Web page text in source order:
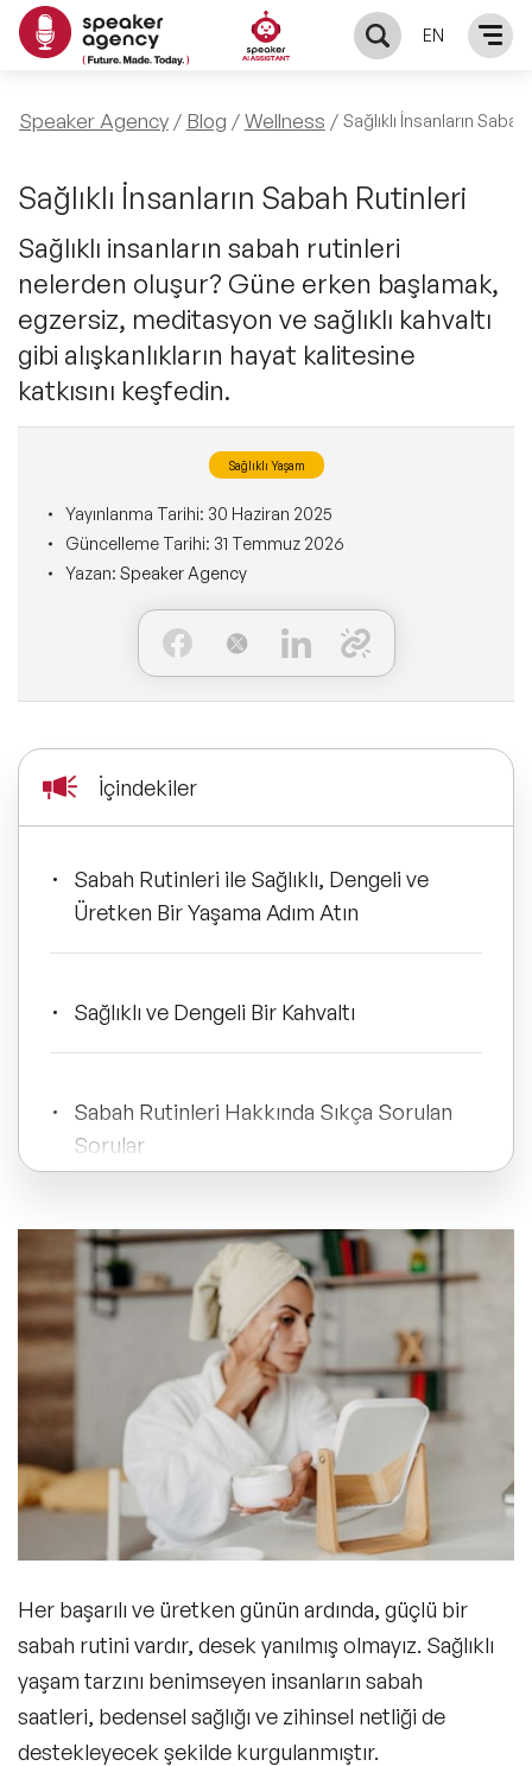
EN
KONUŞMACILAR
Yerel Konuşmacılar
Global Konuşmacılar
Exclusive Konuşmacılar
Tüm Konuşmacılar
KONULAR
Öne Çıkan Konular
Exclusive Konuşmacılarımız
Ünlü Konuşmacılar
İlham Veren Konuşmacılar
İlham Veren Kadın Konuşmacılar
Kişisel Dönüşüm Konuşmacıları
Sürdürülebilirlik Konuşmacıları
Dijital Dönüşüm Konuşmacıları
Mindfulness Konuşmacıları
Tüm Konular
Trend Konular
🔥 Global Konuşmacılar
🔥 Motivasyon Konuşmacıları
🔥 Liderlik Konuşmacıları
🔥 Ekonomi Konuşmacıları
ÇÖZÜMLER
Keynote & Konuşma
Master Class Workshop
Akış Sunumu & Moderasyon
Deneyim Odaklı Çözümler
Tüm Çözümler
INFLUENCER
HAKKIMIZDA
Ne Sunarız?
Ne Yaparız?
Kim İçin Yaparız?
Kimlerle Yaparız?
Ekibimiz
Referanslarımız
İLETİŞİM
Speaker Agency Blog Wellness Sağlıklı İnsanların
Sağlıklı İnsanların Sabah Rutinleri
Sağlıklı insanların sabah rutinleri
nelerden oluşur? Güne erken başlamak,
egzersiz, meditasyon ve sağlıklı kahvaltı
gibi alışkanlıkların hayat kalitesine
katkısını keşfedin.
Sağlıklı Yaşam
Yayınlanma Tarihi: 30 Haziran 2025
Güncelleme Tarihi: 31 Temmuz 2026
Yazan: Speaker Agency
İçindekiler
Sabah Rutinleri ile Sağlıklı, Dengeli ve
Üretken Bir Yaşama Adım Atın
Sağlıklı ve Dengeli Bir Kahvaltı
Sabah Rutinleri Hakkında Sıkça Sorulan
Sorular
Her başarılı ve üretken günün ardında, güçlü bir
sabah rutini vardır, desek yanılmış olmayız. Sağlıklı
yaşam tarzını benimseyen insanların sabah
saatleri, bedensel sağlığı ve zihinsel netliği de
destekleyecek şekilde kurgulanmıştır.